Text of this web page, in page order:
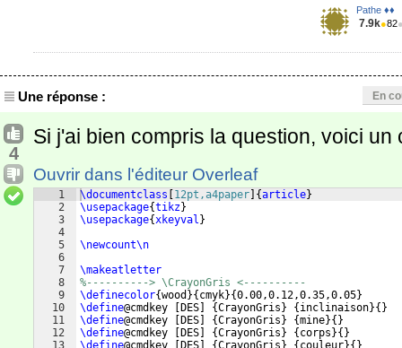
Pathe ♦♦
7.9k●82
Une réponse : En
4
Si j'ai bien compris la question, voici un
Ouvrir dans l'éditeur Overleaf
1
2
3
4
5
6
7
8
9
10
11
12
13
\documentclass 12pt,a4paper {article}
\usepackage{tikz}
\usepackage{xkeyval }
\newcount\n
\makeatletter
%----------> \CrayonGris <----------
\definecolor{wood }{ cmyk}{0.00,0.12,0.35,0.05}
\define@cmdkey DES {CrayonGris } { inclinaison}{ }
\define@cmdkey DES {CrayonGris } {mine}{ }
\define@cmdkey DES {CrayonGris } { corps }{ }
\define@cmdkey DES {CrayonGris } { couleur}{ }